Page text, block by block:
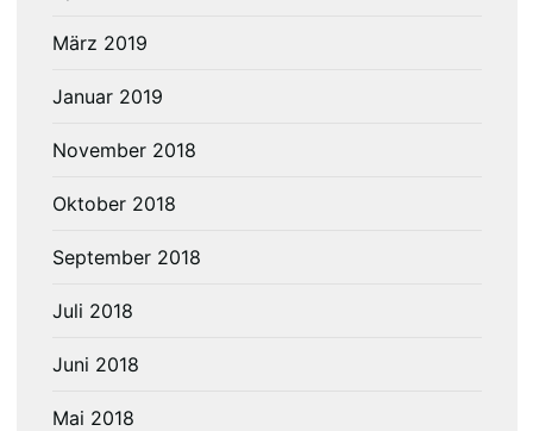
März 2019
Januar 2019
November 2018
Oktober 2018
September 2018
Juli 2018
Juni 2018
Mai 2018